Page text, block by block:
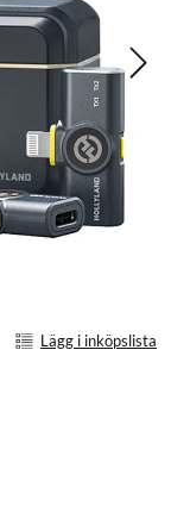
Lägg i inköpslista